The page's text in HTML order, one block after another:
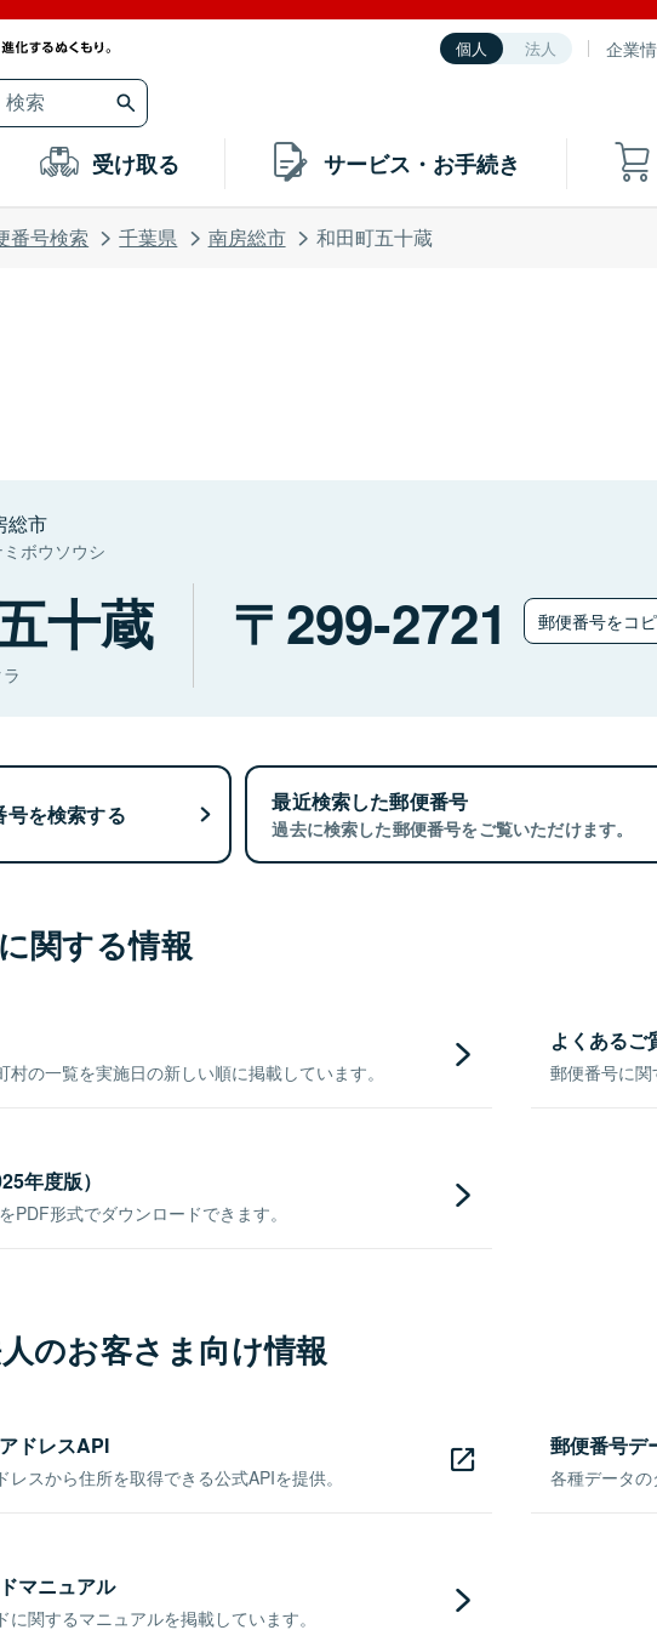
個人 法人 企業
受け取る サービス・お手続き
番号検索 千葉県 南房総市 和田町五十蔵
総市
ミボウソウシ
十蔵 299-2721 郵便番号をコ
号を検索する 最近検索した郵便番号
過去に検索した郵便番号をご覧いただけます。
関する情報
の一覧を実施日の新しい順に掲載しています。
よくあるご
郵便番号に関
年度版）
PDF形式でダウンロードできます。
のお客さま向け情報
ドレスAPI
スから住所を取得できる公式APIを提供。
郵便番号デ
各種データの
マニュアル
関するマニュアルを掲載しています。